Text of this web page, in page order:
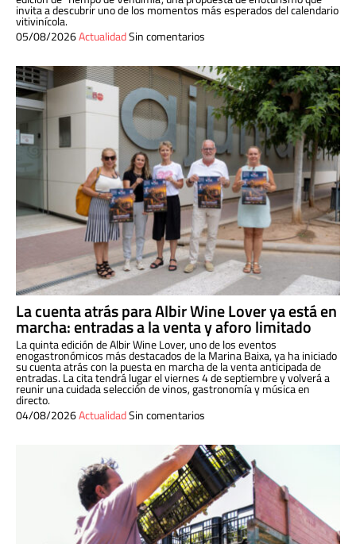
invita a descubrir uno de los momentos más esperados del calendario
vitivinícola.
05/08/2026ActualidadSin comentarios
La cuenta atrás para Albir Wine Lover ya está en
marcha: entradas a la venta y aforo limitado
La quinta edición de Albir Wine Lover, uno de los eventos
enogastronómicos más destacados de la Marina Baixa, ya ha iniciado
su cuenta atrás con la puesta en marcha de la venta anticipada de
entradas. La cita tendrá lugar el viernes 4 de septiembre y volverá a
reunir una cuidada selección de vinos, gastronomía y música en
directo.
04/08/2026ActualidadSin comentarios